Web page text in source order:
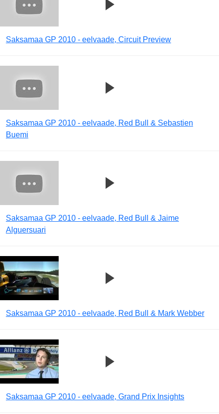
Saksamaa GP 2010 - eelvaade, Circuit Preview
Saksamaa GP 2010 - eelvaade, Red Bull & Sebastien
Buemi
Saksamaa GP 2010 - eelvaade, Red Bull & Jaime
Alguersuari
Saksamaa GP 2010 - eelvaade, Red Bull & Mark Webber
Saksamaa GP 2010 - eelvaade, Grand Prix Insights